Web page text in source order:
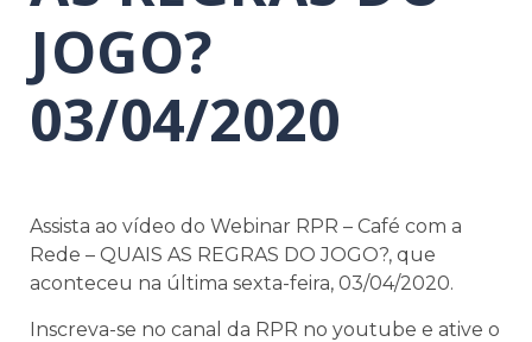
JOGO?
03/04/2020
Assista ao vídeo do Webinar RPR – Café com a
Rede – QUAIS AS REGRAS DO JOGO?, que
aconteceu na última sexta-feira, 03/04/2020.
Inscreva-se no canal da RPR no youtube e ative o